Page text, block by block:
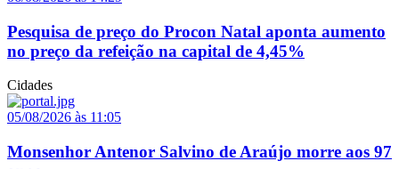
Pesquisa de preço do Procon Natal aponta aumento
no preço da refeição na capital de 4,45%
Cidades
05/08/2026 às 11:05
Monsenhor Antenor Salvino de Araújo morre aos 97